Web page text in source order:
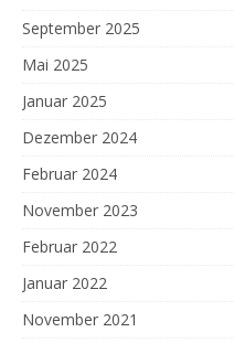
September 2025
Mai 2025
Januar 2025
Dezember 2024
Februar 2024
November 2023
Februar 2022
Januar 2022
November 2021